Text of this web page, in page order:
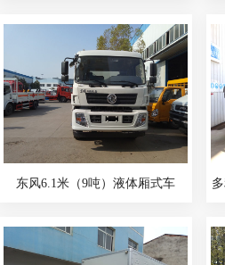
东风6.1米（9吨）液体厢式车